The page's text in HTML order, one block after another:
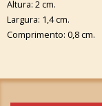
Altura: 2 cm.
Largura: 1,4 cm.
Comprimento: 0,8 cm.